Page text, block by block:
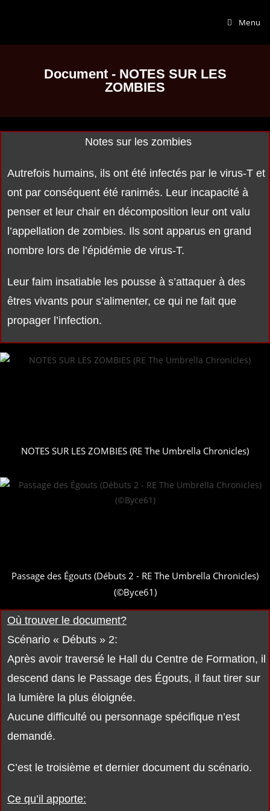
Menu
Document - NOTES SUR LES
ZOMBIES
Notes sur les zombies
Autrefois humains, ils ont été infectés par le virus-T et
ont par conséquent été ranimés. Leur incapacité à
penser et leur chair en décomposition leur ont valu
l’appellation de zombies. Ils sont apparus en grand
nombre lors de l’épidémie de virus-T.
Leur faim insatiable les pousse à s’attaquer à des
êtres vivants pour s’alimenter, ce qui ne fait que
propager l’infection.
NOTES SUR LES ZOMBIES (RE The Umbrella Chronicles)
Passage des Égouts (Débuts 2 - RE The Umbrella Chronicles)
(©Byce61)
Où trouver le document?
Scénario « Débuts » 2:
Après avoir traversé le Hall du Centre de Formation, il
descend dans le Passage des Égouts, il faut tirer sur
la lumière la plus éloignée.
Aucune difficulté ou personnage spécifique n’est
demandé.
C’est le troisième et dernier document du scénario.
Ce qu’il apporte: